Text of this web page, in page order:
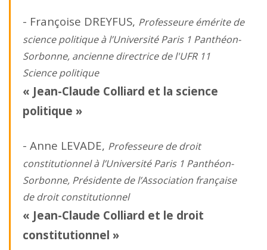
- Françoise DREYFUS, Professeure émérite de
science politique à l’Université Paris 1 Panthéon-
Sorbonne, ancienne directrice de l'UFR 11
Science politique
« Jean-Claude Colliard et la science
politique »
- Anne LEVADE, Professeure de droit
constitutionnel à l’Université Paris 1 Panthéon-
Sorbonne, Présidente de l’Association française
de droit constitutionnel
« Jean-Claude Colliard et le droit
constitutionnel »